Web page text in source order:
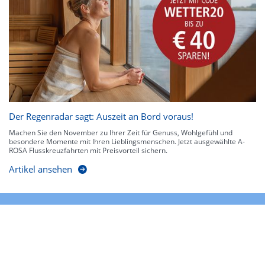
Der Regenradar sagt: Auszeit an Bord voraus!
Machen Sie den November zu Ihrer Zeit für Genuss, Wohlgefühl und
besondere Momente mit Ihren Lieblingsmenschen. Jetzt ausgewählte A-
ROSA Flusskreuzfahrten mit Preisvorteil sichern.
Artikel ansehen